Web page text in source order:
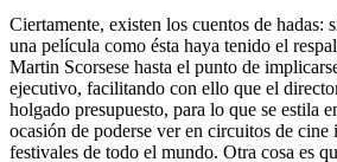
Ciertamente, existen los cuentos de hadas:
una película como ésta haya tenido el
Martin Scorsese hasta el punto de
ejecutivo, facilitando con ello que el
holgado presupuesto, para lo que se estila
ocasión de poderse ver en circuitos de cine
festivales de todo el mundo. Otra cosa es